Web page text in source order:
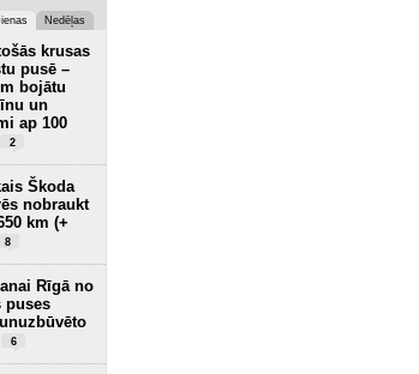
Nedēļas
krusas
pusē –
bojātu
un
ap 100
2
Škoda
nobraukt
km (+
8
Rīgā no
puses
6